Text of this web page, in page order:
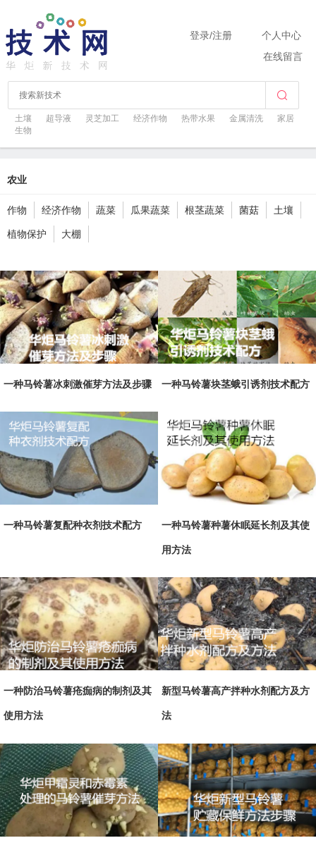
土壤 超导液 灵芝加工 经济作物 热带水果 金属清洗
家居
生物
登录/注册
个人中心
在线留言
农业
作物 经济作物 蔬菜 瓜果蔬菜 根茎蔬菜 菌菇 土壤
植物保护 大棚
一种马铃薯冰刺激催芽方法及步骤 一种马铃薯块茎蛾引诱剂技术配方
一种马铃薯复配种衣剂技术配方 一种马铃薯种薯休眠延长剂及其使
用方法
一种防治马铃薯疮痂病的制剂及其
使用方法
新型马铃薯高产拌种水剂配方及方
法